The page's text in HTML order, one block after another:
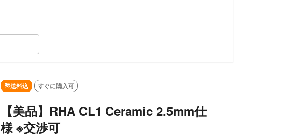
SOLD OUT
送料込 すぐに購入可
【美品】RHA CL1 Ceramic 2.5mm仕
様 ※交渉可